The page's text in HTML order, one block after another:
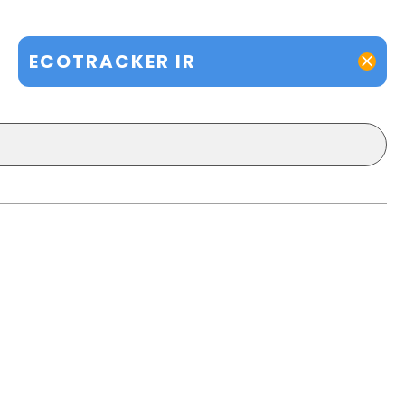
ECOTRACKER IR